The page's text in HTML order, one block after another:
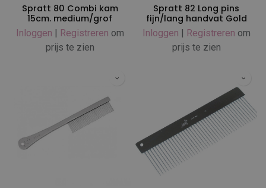
Spratt 80 Combi kam
15cm. medium/grof
Inloggen | Registreren om
prijs te zien
Spratt 82 Long pins
fijn/lang handvat Gold
Inloggen | Registreren om
prijs te zien